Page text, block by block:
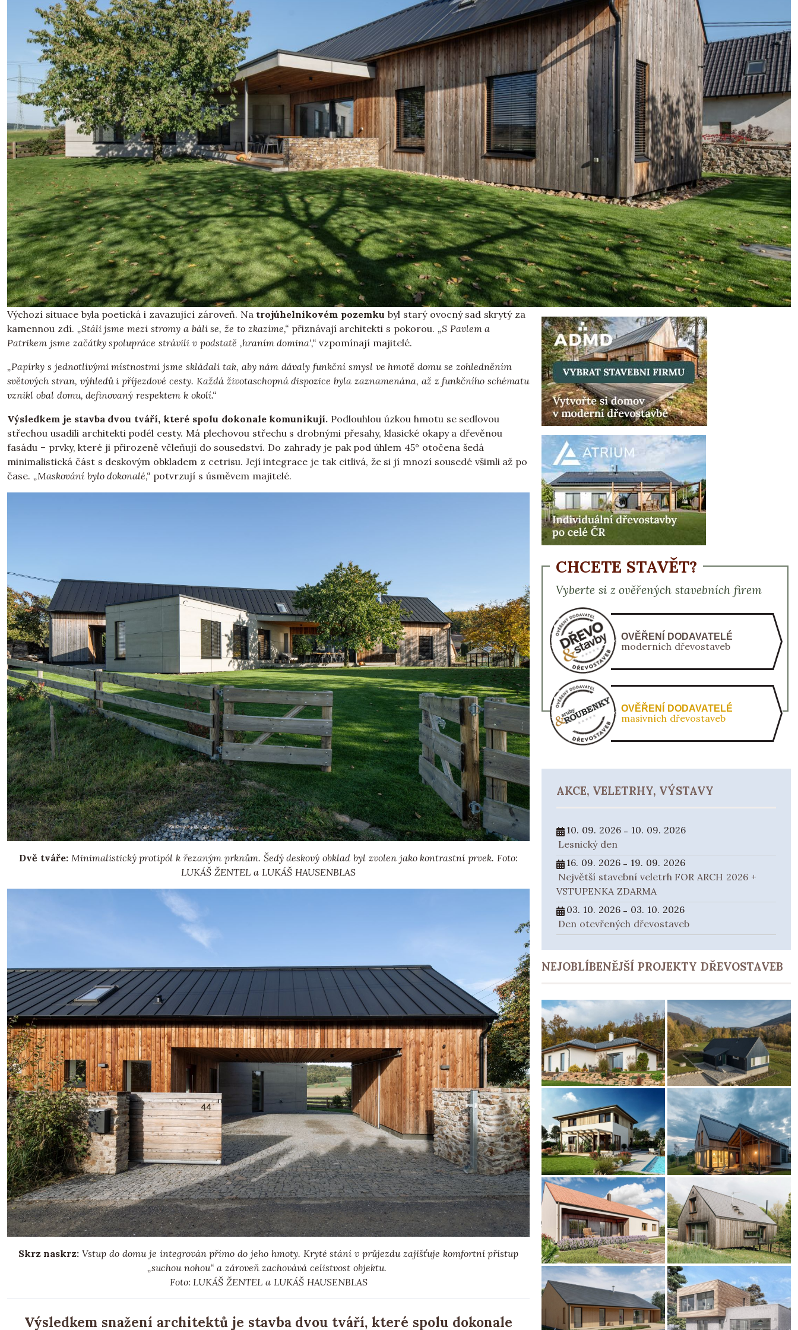
Výchozí situace byla poetická i zavazující zároveň. Na trojúhelníkovém pozemku byl starý ovocný sad skrytý za
kamennou zdí. „Stáli jsme mezi stromy a báli se, že to zkazíme,“přiznávají architekti s pokorou. „S Pavlem a
Patrikem jsme začátky spolupráce strávili v podstatě ‚hraním domina‘,“ vzpomínají majitelé.
„Papírky s jednotlivými místnostmi jsme skládali tak, aby nám dávaly funkční smysl ve hmotě domu se zohledněním
světových stran, výhledů i příjezdové cesty. Každá životaschopná dispozice byla zaznamenána, až z funkčního schématu
vznikl obal domu, definovaný respektem k okolí.“
Výsledkem je stavba dvou tváří, které spolu dokonale komunikují. Podlouhlou úzkou hmotu se sedlovou
střechou usadili architekti podél cesty. Má plechovou střechu s drobnými přesahy, klasické okapy a dřevěnou
fasádu – prvky, které ji přirozeně včleňují do sousedství. Do zahrady je pak pod úhlem 45° otočena šedá
minimalistická část s deskovým obkladem z cetrisu. Její integrace je tak citlivá, že si jí mnozí sousedé všimli až po
čase. „Maskování bylo dokonalé,“ potvrzují s úsměvem majitelé.
Dvě tváře: Minimalistický protipól k řezaným prknům. Šedý deskový obklad byl zvolen jako kontrastní prvek. Foto:
LUKÁŠ ŽENTEL a LUKÁŠ HAUSENBLAS
Skrz naskrz: Vstup do domu je integrován přímo do jeho hmoty. Kryté stání v průjezdu zajišťuje komfortní přístup
„suchou nohou“ a zároveň zachovává celistvost objektu.
Foto: LUKÁŠ ŽENTEL a LUKÁŠ HAUSENBLAS
Výsledkem snažení architektů je stavba dvou tváří, které spolu dokonale
CHCETE STAVĚT?
Vyberte si z ověřených stavebních firem
OVĚŘENÍ DODAVATELÉ
moderních dřevostaveb
OVĚŘENÍ DODAVATELÉ
masivních dřevostaveb
AKCE, VELETRHY, VÝSTAVY
10. 09. 2026- 10. 09. 2026
Lesnický den
16. 09. 2026- 19. 09. 2026
Největší stavební veletrh FOR ARCH 2026 +
VSTUPENKA ZDARMA
03. 10. 2026- 03. 10. 2026
Den otevřených dřevostaveb
NEJOBLÍBENĚJŠÍ PROJEKTY DŘEVOSTAVEB